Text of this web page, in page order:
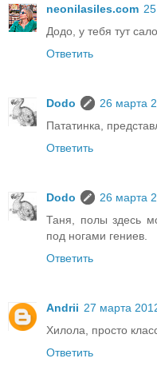
neonilasiles.com
Додо, у тебя тут
Ответить
Dodo
26 марта
Пататинка,
Ответить
Dodo
26 марта
Таня, полы здесь
под ногами гениев.
Ответить
Andrii 27 марта
Хилола, просто
Ответить